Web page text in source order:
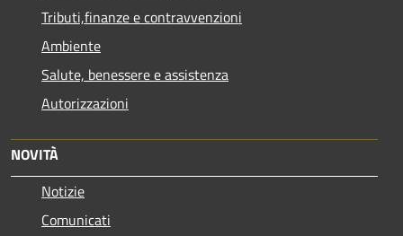
Tributi,finanze e contravvenzioni
Ambiente
Salute, benessere e assistenza
Autorizzazioni
NOVITÀ
Notizie
Comunicati